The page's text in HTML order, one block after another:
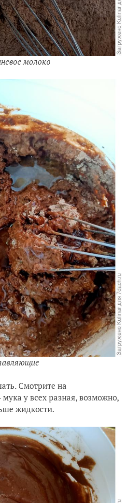
молоко
Смотрите на
у всех разная, возможно,
жидкости.